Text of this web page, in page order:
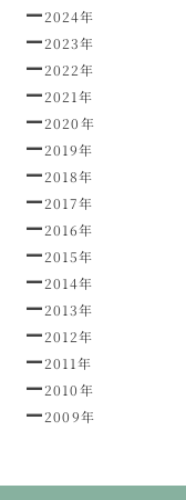
2024年
2023年
2022年
2021年
2020年
2019年
2018年
2017年
2016年
2015年
2014年
2013年
2012年
2011年
2010年
2009年